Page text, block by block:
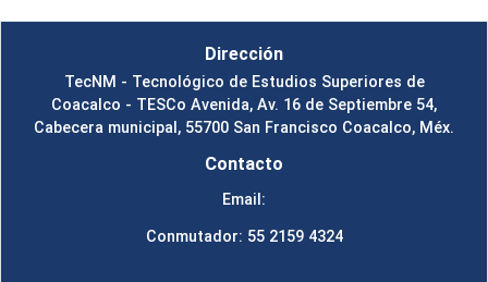
Dirección
TecNM - Tecnológico de Estudios Superiores de
Coacalco - TESCo Avenida, Av. 16 de Septiembre 54,
Cabecera municipal, 55700 San Francisco Coacalco, Méx.
Contacto
Email:
Conmutador: 55 2159 4324